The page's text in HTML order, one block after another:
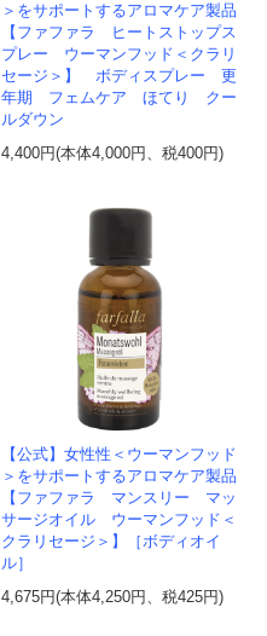
＞をサポートするアロマケア製品
【ファファラ ヒートストップス
プレー ウーマンフッド＜クラリ
セージ＞】 ボディスプレー 更
年期 フェムケア ほてり クー
ルダウン
4,400円(本体4,000円、税400円)
【公式】女性性＜ウーマンフッド
＞をサポートするアロマケア製品
【ファファラ マンスリー マッ
サージオイル ウーマンフッド＜
クラリセージ＞】［ボディオイ
ル］
4,675円(本体4,250円、税425円)